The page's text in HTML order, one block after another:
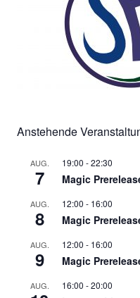
Anstehende
AUG.
7
19:00 -22:30
Magic
AUG.
8
12:00 - 16:00
Magic
AUG.
9
12:00 - 16:00
Magic
AUG. 16:00 -20:00